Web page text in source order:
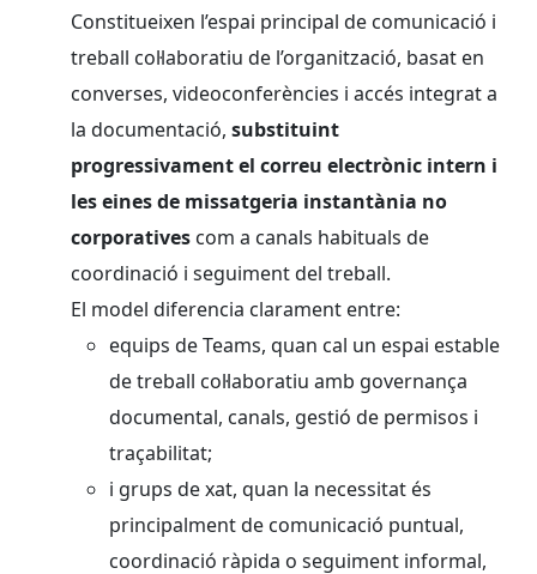
Constitueixen l’espai principal de comunicació i
treball col·laboratiu de l’organització, basat en
converses, videoconferències i accés integrat a
la documentació, substituint
progressivament el correu electrònic intern i
les eines de missatgeria instantània no
corporatives com a canals habituals de
coordinació i seguiment del treball.
El model diferencia clarament entre:
equips de Teams, quan cal un espai estable
de treball col·laboratiu amb governança
documental, canals, gestió de permisos i
traçabilitat;
i grups de xat, quan la necessitat és
principalment de comunicació puntual,
coordinació ràpida o seguiment informal,